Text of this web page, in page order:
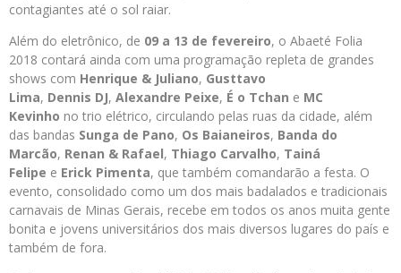
contagiantes até o sol raiar.
Além do eletrônico, de 09 a 13 de fevereiro, o Abaeté Folia
2018 contará ainda com uma programação repleta de grandes
shows com Henrique & Juliano, Gusttavo
Lima, Dennis DJ, Alexandre Peixe, É o Tchan e MC
Kevinho no trio elétrico, circulando pelas ruas da cidade, além
das bandas Sunga de Pano, Os Baianeiros, Banda do
Marcão, Renan & Rafael, Thiago Carvalho, Tainá
Felipe e Erick Pimenta, que também comandarão a festa. O
evento, consolidado como um dos mais badalados e tradicionais
carnavais de Minas Gerais, recebe em todos os anos muita gente
bonita e jovens universitários dos mais diversos lugares do país e
também de fora.